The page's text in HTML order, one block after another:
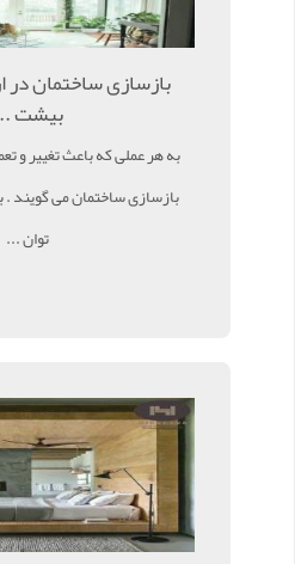
بازسازی ساختمان در
بیشت
به هر عملی که باعث تغییر و
بازسازی ساختمان می گویند
توان ...